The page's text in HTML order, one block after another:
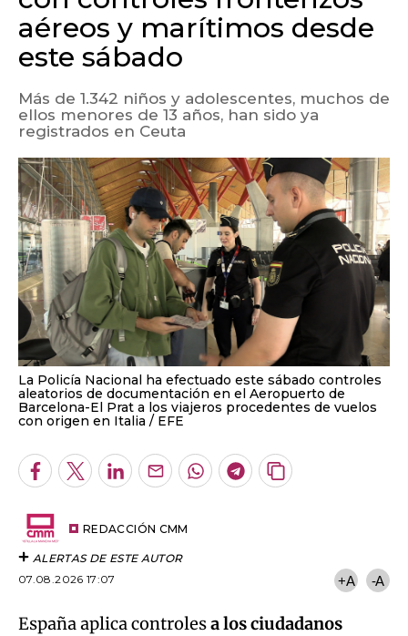
aéreos y marítimos desde
este sábado
Más de 1.342 niños y adolescentes, muchos de
ellos menores de 13 años, han sido ya
registrados en Ceuta
La Policía Nacional ha efectuado este sábado controles
aleatorios de documentación en el Aeropuerto de
Barcelona-El Prat a los viajeros procedentes de vuelos
con origen en Italia
EFE
Facebook
TwitterLinkedInEnviarWhatsapp
Telegram
Copiar
REDACCIÓN CMM
ALERTAS DE ESTE AUTOR
07.08.2026 17:07
+A -A
España aplica controlesa los ciudadanos